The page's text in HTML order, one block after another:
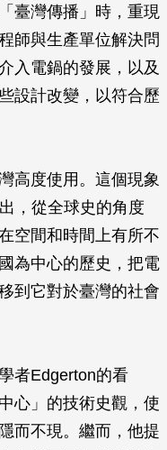
臺灣傳播」時，重現
師與生產單位解決問
入電鍋的發展，以及
設計改變，以符合歷
高度使用。這個現象
，從全球史的角度
空間和時間上有所不
為中心的歷史，把電
到它對於臺灣的社會
者Edgerton的看
心」的技術史觀，使
而不現。繼而，他提